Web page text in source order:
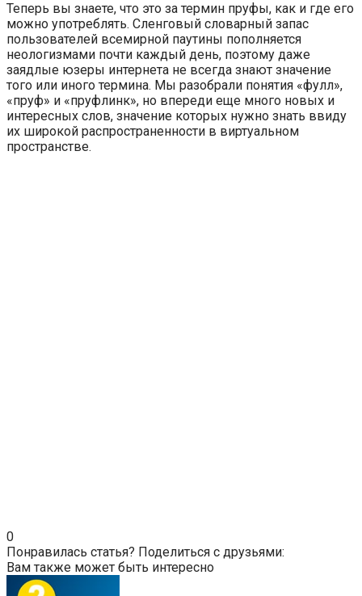
Теперь вы знаете, что это за термин пруфы, как и где его
можно употреблять. Сленговый словарный запас
пользователей всемирной паутины пополняется
неологизмами почти каждый день, поэтому даже
заядлые юзеры интернета не всегда знают значение
того или иного термина. Мы разобрали понятия «фулл»,
«пруф» и «пруфлинк», но впереди еще много новых и
интересных слов, значение которых нужно знать ввиду
их широкой распространенности в виртуальном
пространстве.
0
Понравилась статья? Поделиться с друзьями:
Вам также может быть интересно